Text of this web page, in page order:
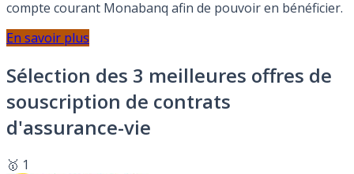
compte courant Monabanq afin de pouvoir en bénéficier.
En savoir plus
Sélection des 3 meilleures offres de
souscription de contrats
d'assurance-vie
🥇 1